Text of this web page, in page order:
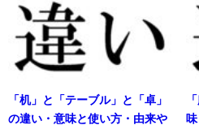
「机」と「テーブル」と「卓」
の違い・意味と使い方・由来や